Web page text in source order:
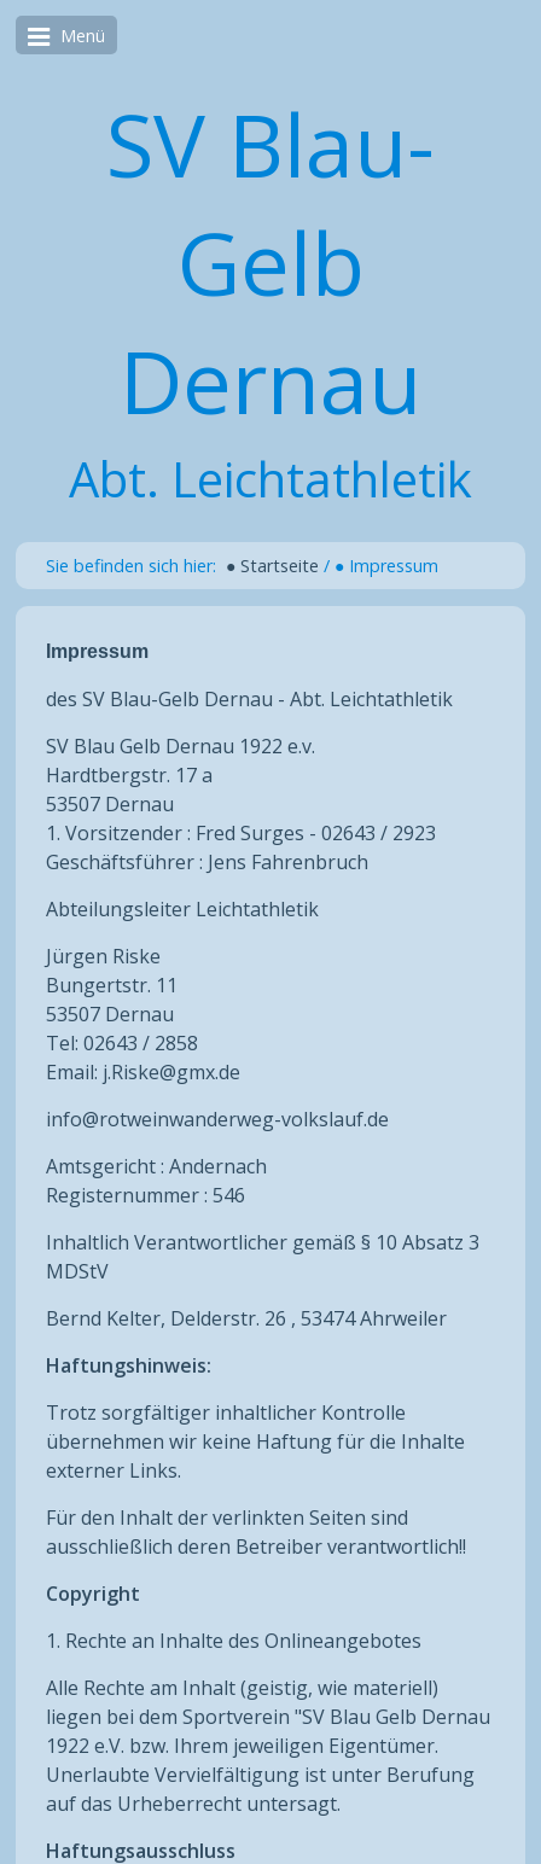
Menü
SV Blau-
Gelb
Dernau
Abt. Leichtathletik
Sie befinden sich hier: ● Startseite / ● Impressum
Impressum
des SV Blau-Gelb Dernau - Abt. Leichtathletik
SV Blau Gelb Dernau 1922 e.v.
Hardtbergstr. 17 a
53507 Dernau
1. Vorsitzender : Fred Surges - 02643 / 2923
Geschäftsführer : Jens Fahrenbruch
Abteilungsleiter Leichtathletik
Jürgen Riske
Bungertstr. 11
53507 Dernau
Tel: 02643 / 2858
Email: j.Riske@gmx.de
info@rotweinwanderweg-volkslauf.de
Amtsgericht : Andernach
Registernummer : 546
Inhaltlich Verantwortlicher gemäß § 10 Absatz 3
MDStV
Bernd Kelter, Delderstr. 26 , 53474 Ahrweiler
Haftungshinweis:
Trotz sorgfältiger inhaltlicher Kontrolle
übernehmen wir keine Haftung für die Inhalte
externer Links.
Für den Inhalt der verlinkten Seiten sind
ausschließlich deren Betreiber verantwortlich!!
Copyright
1. Rechte an Inhalte des Onlineangebotes
Alle Rechte am Inhalt (geistig, wie materiell)
liegen bei dem Sportverein "SV Blau Gelb Dernau
1922 e.V. bzw. Ihrem jeweiligen Eigentümer.
Unerlaubte Vervielfältigung ist unter Berufung
auf das Urheberrecht untersagt.
Haftungsausschluss